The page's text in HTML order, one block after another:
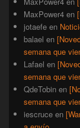
MaxPower4 en
jotaefe en
balael en
semana que
Lafael en
semana que
QdeTobin en
semana que
iescruce en